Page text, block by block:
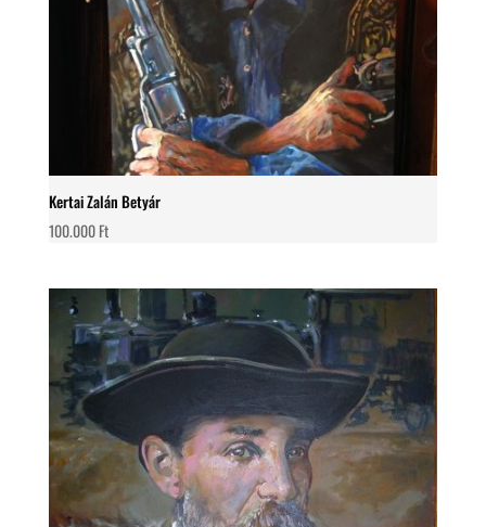
Kertai Zalán Betyár
100.000Ft